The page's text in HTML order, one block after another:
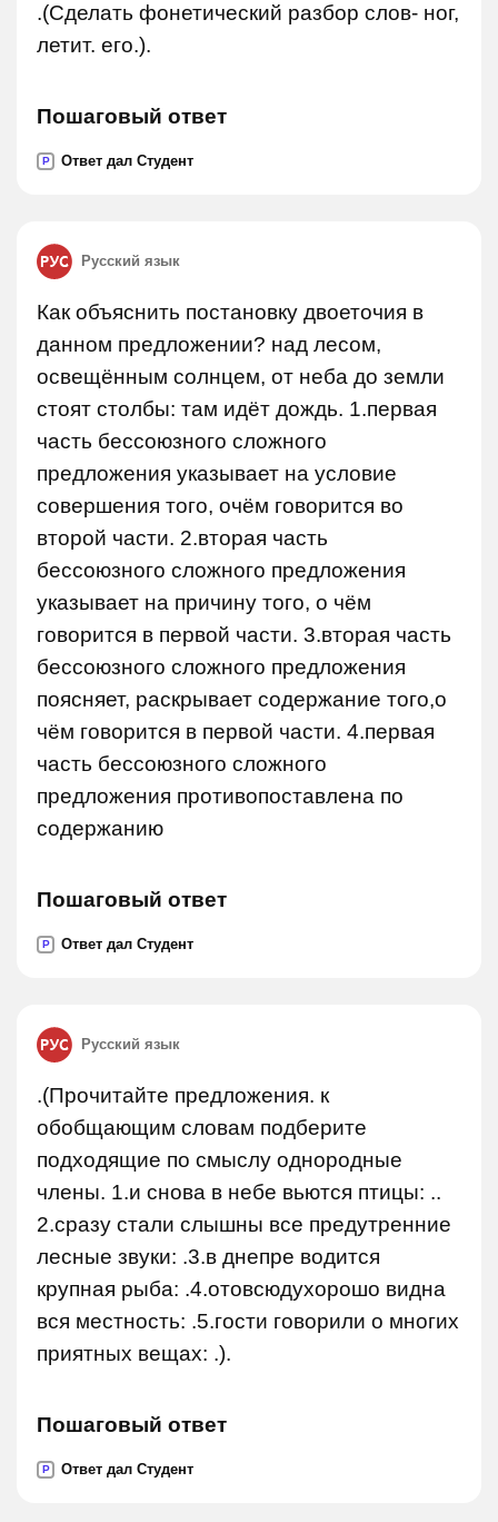
.(Сделать фонетический разбор слов- ног,
летит. его.).
Пошаговый ответ
P Ответ дал Студент
Русский язык
Как объяснить постановку двоеточия в
данном предложении? над лесом,
освещённым солнцем, от неба до земли
стоят столбы: там идёт дождь. 1.первая
часть бессоюзного сложного
предложения указывает на условие
совершения того, очём говорится во
второй части. 2.вторая часть
бессоюзного сложного предложения
указывает на причину того, о чём
говорится в первой части. 3.вторая часть
бессоюзного сложного предложения
поясняет, раскрывает содержание того,о
чём говорится в первой части. 4.первая
часть бессоюзного сложного
предложения противопоставлена по
содержанию
Пошаговый ответ
P Ответ дал Студент
Русский язык
.(Прочитайте предложения. к
обобщающим словам подберите
подходящие по смыслу однородные
члены. 1.и снова в небе вьются птицы: ..
2.сразу стали слышны все предутренние
лесные звуки: .3.в днепре водится
крупная рыба: .4.отовсюдухорошо видна
вся местность: .5.гости говорили о многих
приятных вещах: .).
Пошаговый ответ
P Ответ дал Студент